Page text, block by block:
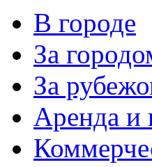
В городе
За
За
Аренда и